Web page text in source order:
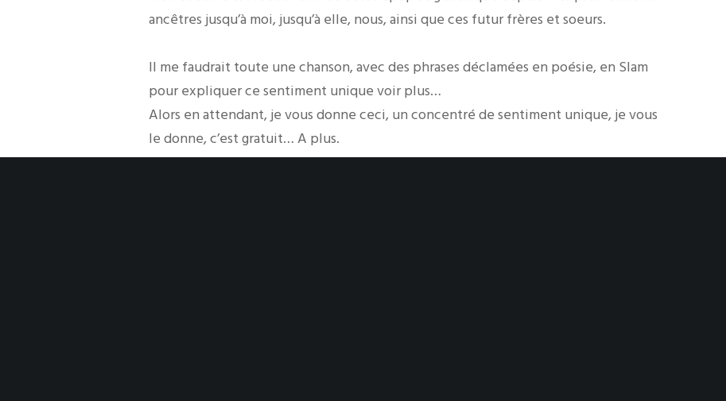
ancêtres jusqu’à moi, jusqu’à elle, nous, ainsi que ces futur frères et soeurs.
Il me faudrait toute une chanson, avec des phrases déclamées en poésie, en Slam
pour expliquer ce sentiment unique voir plus…
Alors en attendant, je vous donne ceci, un concentré de sentiment unique, je vous
le donne, c’est gratuit… A plus.